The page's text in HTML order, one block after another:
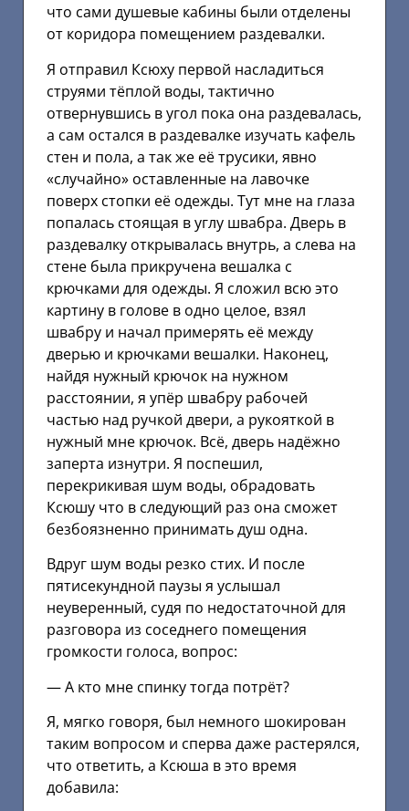
что сами душевые кабины были отделены
от коридора помещением раздевалки.
Я отправил Ксюху первой насладиться
струями тёплой воды, тактично
отвернувшись в угол пока она раздевалась,
а сам остался в раздевалке изучать кафель
стен и пола, а так же её трусики, явно
«случайно» оставленные на лавочке
поверх стопки её одежды. Тут мне на глаза
попалась стоящая в углу швабра. Дверь в
раздевалку открывалась внутрь, а слева на
стене была прикручена вешалка с
крючками для одежды. Я сложил всю это
картину в голове в одно целое, взял
швабру и начал примерять её между
дверью и крючками вешалки. Наконец,
найдя нужный крючок на нужном
расстоянии, я упёр швабру рабочей
частью над ручкой двери, а рукояткой в
нужный мне крючок. Всё, дверь надёжно
заперта изнутри. Я поспешил,
перекрикивая шум воды, обрадовать
Ксюшу что в следующий раз она сможет
безбоязненно принимать душ одна.
Вдруг шум воды резко стих. И после
пятисекундной паузы я услышал
неуверенный, судя по недостаточной для
разговора из соседнего помещения
громкости голоса, вопрос:
— А кто мне спинку тогда потрёт?
Я, мягко говоря, был немного шокирован
таким вопросом и сперва даже растерялся,
что ответить, а Ксюша в это время
добавила: